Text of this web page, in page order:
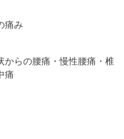
痛み
からの腰痛・慢性腰痛・椎
痛